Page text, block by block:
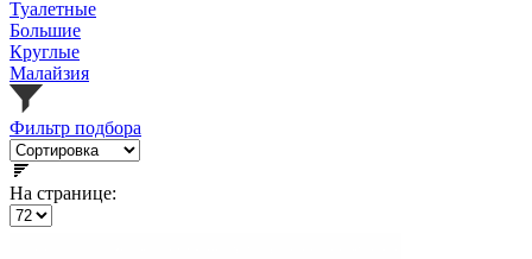
Туалетные
Большие
Круглые
Малайзия
Фильтр подбора
На странице: